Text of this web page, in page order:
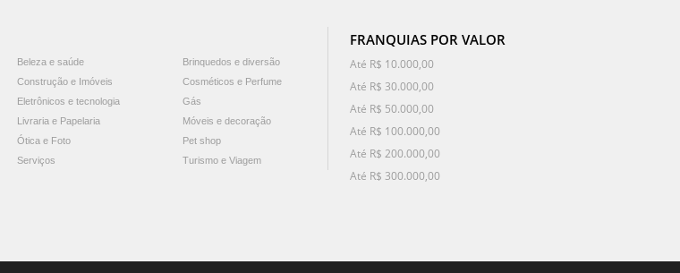
Beleza e saúde
Brinquedos e diversão
Construção e Imóveis
Cosméticos e Perfume
Eletrônicos e tecnologia
Gás
Livraria e Papelaria
Móveis e decoração
Ótica e Foto
Pet shop
Serviços Turismo e Viagem
FRANQUIAS POR VALOR
Até R$ 10.000,00
Até R$ 30.000,00
Até R$ 50.000,00
Até R$ 100.000,00
Até R$ 200.000,00
Até R$ 300.000,00